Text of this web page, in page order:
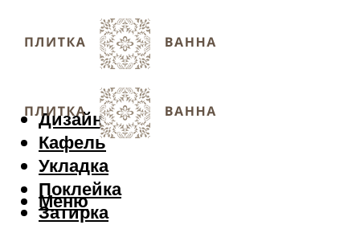
Дизайн
Кафель
Укладка
Поклейка
Затирка
Меню